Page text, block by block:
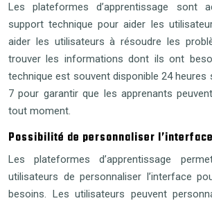
Les plateformes d’apprentissage sont
support technique pour aider les
aider les utilisateurs à résoudre les
trouver les informations dont ils ont
technique est souvent disponible 24 heures
7 pour garantir que les apprenants
tout moment.
Possibilité de personnaliser l’interface
Les plateformes d’apprentissage
utilisateurs de personnaliser l’interface
besoins. Les utilisateurs peuvent